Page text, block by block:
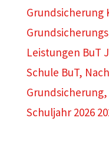
Grundsicherung
Leistungen BuT
Schule BuT,
Grundsicherung,
Schuljahr 2026